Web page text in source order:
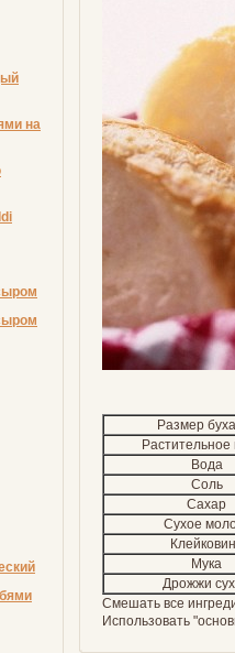
на
Размер
Растительное
Вода
Соль
Сахар
Сухое
Мука
Дрожжи
Смешать все
Использовать